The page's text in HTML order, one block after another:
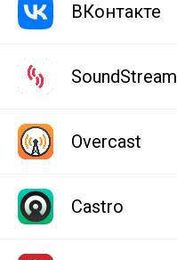
ВКонтакте
SoundStream
Overcast
Castro